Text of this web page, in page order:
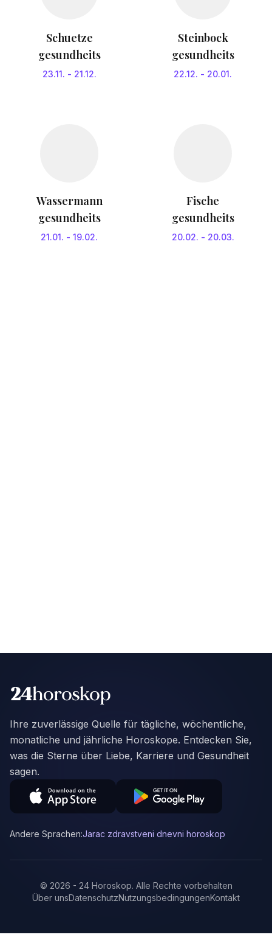
Schuetze
gesundheits
23.11. - 21.12.
Steinbock
gesundheits
22.12. - 20.01.
Wassermann
gesundheits
21.01. - 19.02.
Fische
gesundheits
20.02. - 20.03.
Ihre zuverlässige Quelle für tägliche, wöchentliche,
monatliche und jährliche Horoskope. Entdecken Sie,
was die Sterne über Liebe, Karriere und Gesundheit
sagen.
Andere Sprachen:Jarac zdravstveni dnevni horoskop
© 2026 - 24 Horoskop. Alle Rechte vorbehalten
Über unsDatenschutzNutzungsbedingungenKontakt